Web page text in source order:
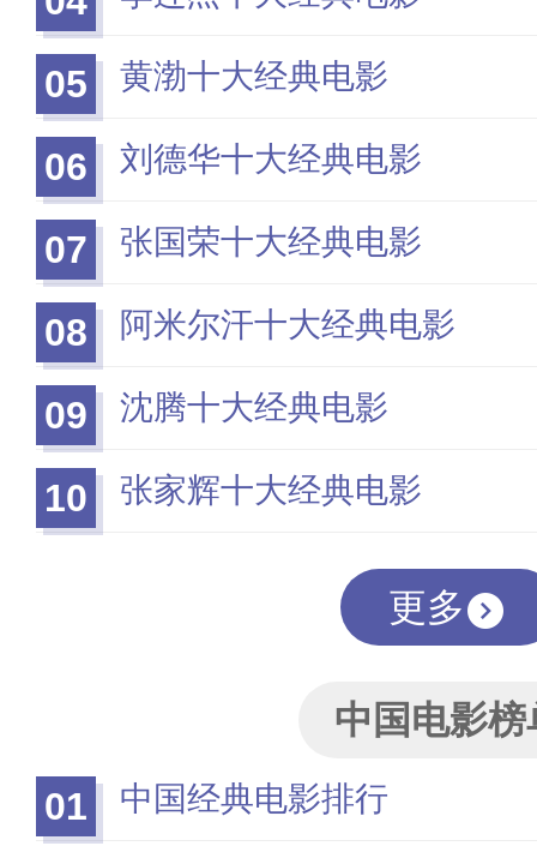
05 黄渤十大经典电影
06 刘德华十大经典电影
07 张国荣十大经典电影
08 阿米尔汗十大经典电影
09 沈腾十大经典电影
10 张家辉十大经典电影
更多
中国电影榜
01
中国经典电影排行